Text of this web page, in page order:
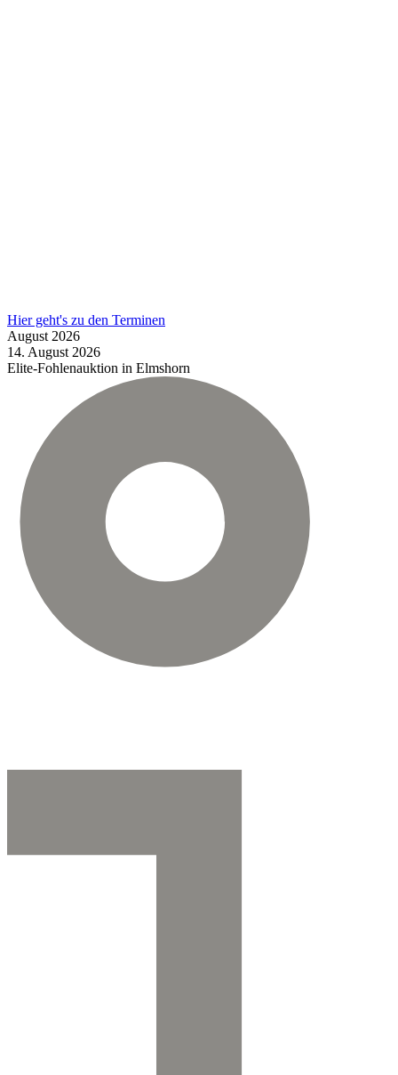
Hier geht's zu den Terminen
August 2026
14. August 2026
Elite-Fohlenauktion in Elmshorn